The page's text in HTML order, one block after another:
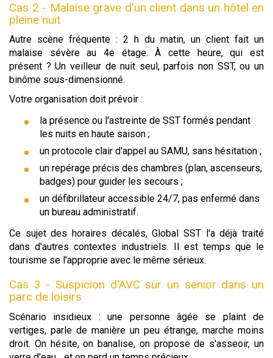
Cas 2 - Malaise grave d'un client dans un hôtel en
pleine nuit
Autre scène fréquente : 2 h du matin, un client fait un
malaise sévère au 4e étage. À cette heure, qui est
présent ? Un veilleur de nuit seul, parfois non SST, ou un
binôme sous-dimensionné.
Votre organisation doit prévoir :
la présence ou l'astreinte de SST formés pendant
les nuits en haute saison ;
un protocole clair d'appel au SAMU, sans hésitation ;
un repérage précis des chambres (plan, ascenseurs,
badges) pour guider les secours ;
un défibrillateur accessible 24/7, pas enfermé dans
un bureau administratif.
Ce sujet des horaires décalés, Global SST l'a déjà traité
dans d'autres contextes industriels. Il est temps que le
tourisme se l'approprie avec le même sérieux.
Cas 3 - Suspicion d'AVC sur un senior dans un
parc de loisirs
Scénario insidieux : une personne âgée se plaint de
vertiges, parle de manière un peu étrange, marche moins
droit. On hésite, on banalise, on propose de s'asseoir, un